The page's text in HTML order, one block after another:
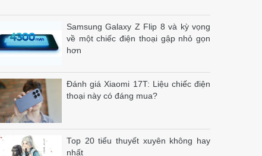
Samsung Galaxy Z Flip 8 và kỳ vọng
về một chiếc điện thoại gập nhỏ gọn
hơn
Đánh giá Xiaomi 17T: Liệu chiếc điện
thoại này có đáng mua?
Top 20 tiểu thuyết xuyên không hay
nhất